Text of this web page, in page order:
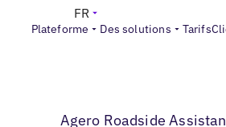
Plateforme Des solutions Tarifs
FR
Agero Roadside